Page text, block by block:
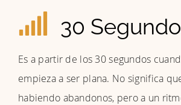
30
Es a partir de los 30 segundos
empieza a ser plana. No significa
habiendo abandonos, pero a un